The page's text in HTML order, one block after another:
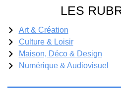
LES
Art & Création
Culture & Loisir
Maison, Déco & Design
Numérique & Audiovisuel